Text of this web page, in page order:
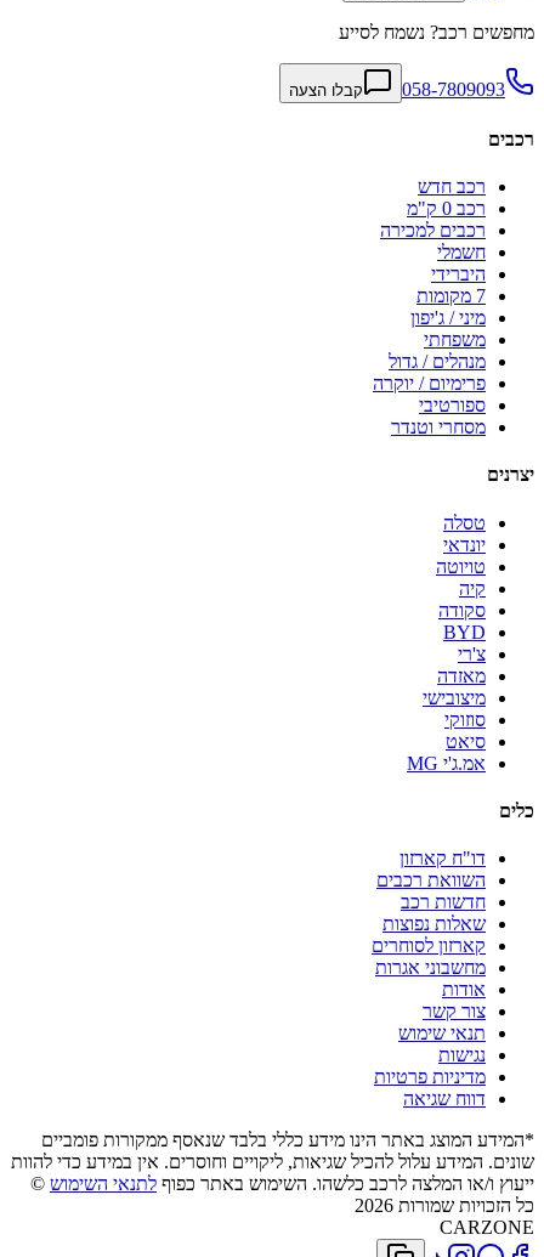
מחפשים רכב? נשמח לסייע
058-7809093 קבלו הצעה
רכבים
רכב חדש
רכב 0 ק"מ
רכבים למכירה
חשמלי
היברידי
7 מקומות
מיני / ג'יפון
משפחתי
מנהלים / גדול
פרימיום / יוקרה
ספורטיבי
מסחרי וטנדר
יצרנים
טסלה
יונדאי
טויוטה
קיה
סקודה
BYD
צ'רי
מאזדה
מיצובישי
סוזוקי
סיאט
אמ.ג'י MG
כלים
דו"ח קארזון
השוואת רכבים
חדשות רכב
שאלות נפוצות
קארזון לסוחרים
מחשבוני אגרות
אודות
צור קשר
תנאי שימוש
נגישות
מדיניות פרטיות
דווח שגיאה
*המידע המוצג באתר הינו מידע כללי בלבד שנאסף ממקורות פומביים
שונים. המידע עלול להכיל שגיאות, ליקויים וחוסרים. אין במידע כדי להוות
ייעוץ ו/או המלצה לרכב כלשהו. השימוש באתר כפוף לתנאי השימוש ©
כל הזכויות שמורות 2026
CARZONE